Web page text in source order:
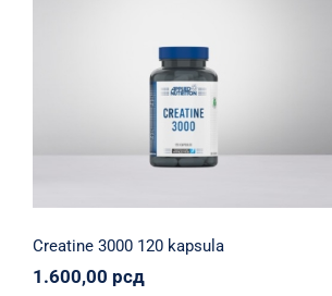
Applied Nutrition Napumpanko
proizvodi
1.600,00
Creatine 3000 120 kapsula
1.600,00 рсд